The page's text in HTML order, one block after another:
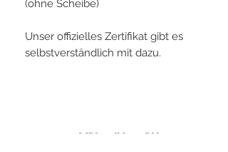
(ohne Scheibe)
Unser offizielles Zertifikat gibt es
selbstverständlich mit dazu.
PLAYERS IN FOCUS